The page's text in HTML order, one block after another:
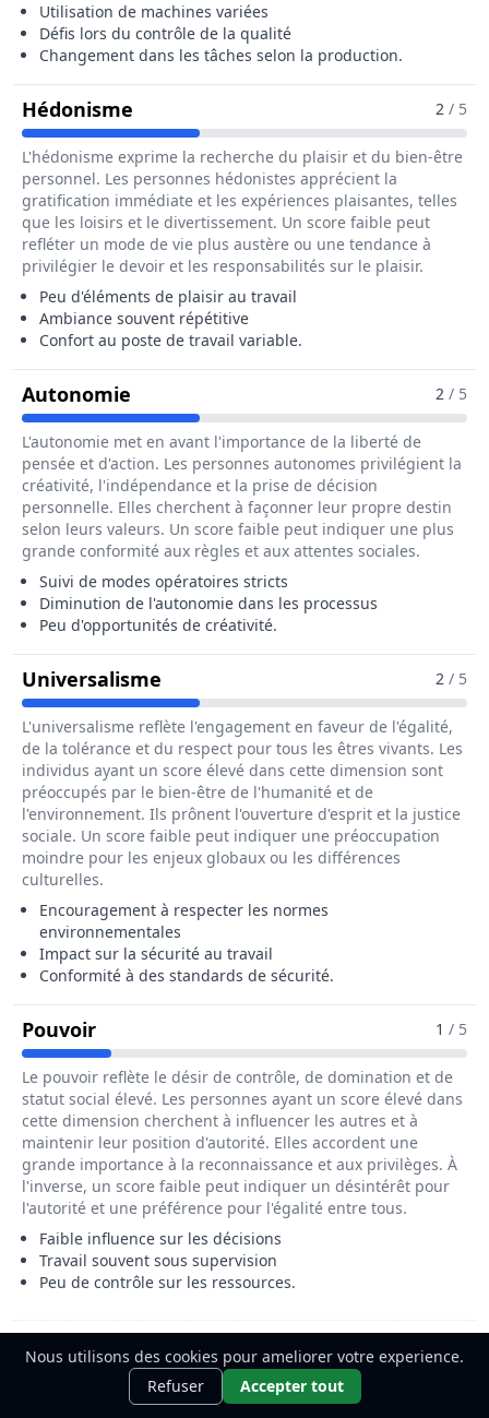
Utilisation de machines variées
Défis lors du contrôle de la qualité
Changement dans les tâches selon la production.
Hédonisme Pour Le Métier De Caissier / 2 / 5
L'hédonisme exprime la recherche du plaisir et du bien-être
personnel. Les personnes hédonistes apprécient la
gratification immédiate et les expériences plaisantes, telles
que les loisirs et le divertissement. Un score faible peut
refléter un mode de vie plus austère ou une tendance à
privilégier le devoir et les responsabilités sur le plaisir.
Peu d'éléments de plaisir au travail
Ambiance souvent répétitive
Confort au poste de travail variable.
Autonomie Pour Le Métier De Caissier / 2 / 5
L'autonomie met en avant l'importance de la liberté de
pensée et d'action. Les personnes autonomes privilégient la
créativité, l'indépendance et la prise de décision
personnelle. Elles cherchent à façonner leur propre destin
selon leurs valeurs. Un score faible peut indiquer une plus
grande conformité aux règles et aux attentes sociales.
Suivi de modes opératoires stricts
Diminution de l'autonomie dans les processus
Peu d'opportunités de créativité.
Universalisme Pour Le Métier De Caissier /2 / 5
L'universalisme reflète l'engagement en faveur de l'égalité,
de la tolérance et du respect pour tous les êtres vivants. Les
individus ayant un score élevé dans cette dimension sont
préoccupés par le bien-être de l'humanité et de
l'environnement. Ils prônent l'ouverture d'esprit et la justice
sociale. Un score faible peut indiquer une préoccupation
moindre pour les enjeux globaux ou les différences
culturelles.
Encouragement à respecter les normes
environnementales
Impact sur la sécurité au travail
Conformité à des standards de sécurité.
PouvoirPour Le Métier De Caissier / Caissière
1 / 5
Le pouvoir reflète le désir de contrôle, de domination et de
statut social élevé. Les personnes ayant un score élevé dans
cette dimension cherchent à influencer les autres et à
maintenir leur position d'autorité. Elles accordent une
grande importance à la reconnaissance et aux privilèges. À
l'inverse, un score faible peut indiquer un désintérêt pour
l'autorité et une préférence pour l'égalité entre tous.
Faible influence sur les décisions
Travail souvent sous supervision
Peu de contrôle sur les ressources.
Quels sont les centres d'intérêt liés au
métier de Caissier / Caissière de
Ce métier t'intéresse ?Découvre
comment le devenir.
Nous utilisons des cookies pour ameliorer votre experience.
Refuser
Accepter tout